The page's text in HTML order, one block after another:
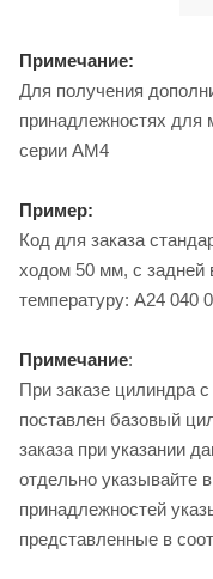
Примечание:
Для получения
принадлежностях для
серии AM4
Пример:
Код для заказа
ходом 50 мм, с задней
температуру: A24 040
Примечание:
При заказе цилиндра
поставлен базовый
заказа при указании
отдельно указывайте
принадлежностей
представленные в